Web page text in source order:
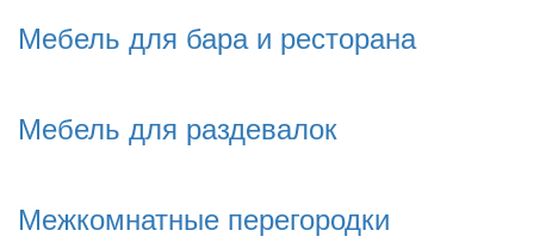
Мебель для бара и ресторана
Мебель для раздевалок
Межкомнатные перегородки